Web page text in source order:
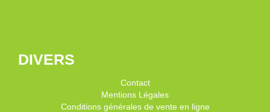
DIVERS
Contact
Mentions Légales
Conditions générales de vente en ligne